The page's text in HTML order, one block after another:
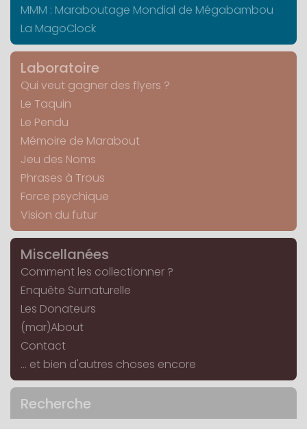
MMM : Maraboutage Mondial de Mégabambou
La MagoClock
Laboratoire
Qui veut gagner des flyers ?
Le Taquin
Le Pendu
Mémoire de Marabout
Jeu des Noms
Phrases à Trous
Force psychique
Vision du futur
Miscellanées
Comment les collectionner ?
Enquête Surnaturelle
Les Donateurs
(mar)About
Contact
... et bien d'autres choses encore
Recherche